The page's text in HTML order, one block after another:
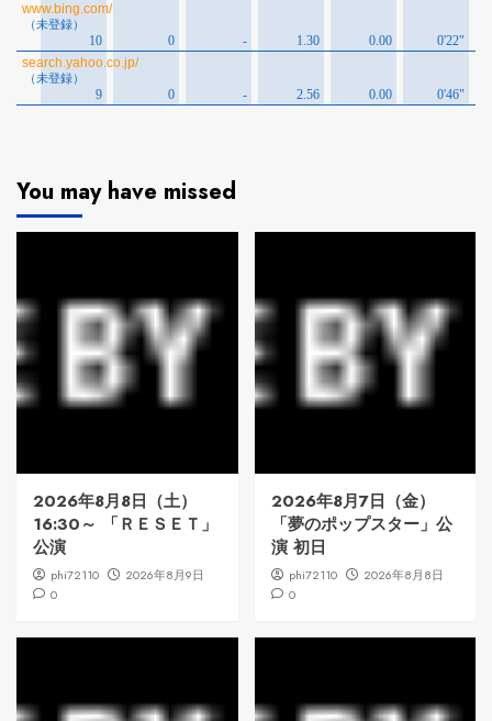
You may have missed
2026年8月8日（土）
16:30～ 「ＲＥＳＥＴ」
公演
phi72110
2026年8月9日
0
2026年8月7日（金）
「夢のポップスター」公
演 初日
phi72110
2026年8月8日
0